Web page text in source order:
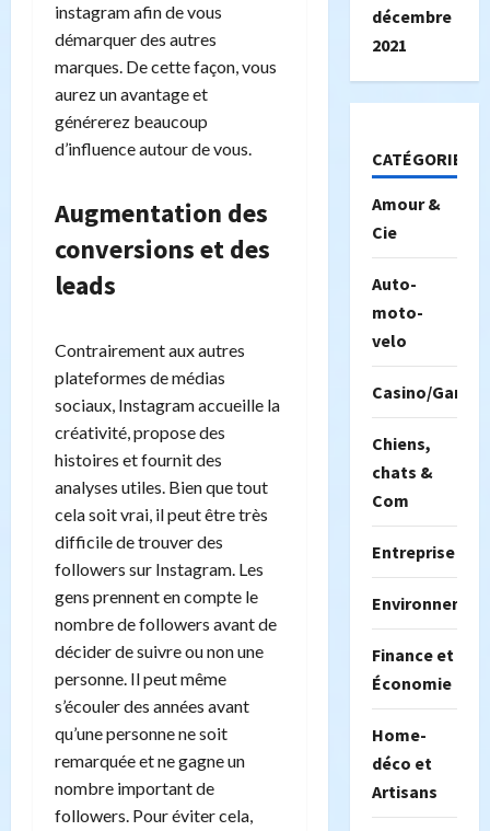
instagram afin de vous
démarquer des autres
marques. De cette façon, vous
aurez un avantage et
générerez beaucoup
d’influence autour de vous.
Augmentation des
conversions et des
leads
Contrairement aux autres
plateformes de médias
sociaux, Instagram accueille la
créativité, propose des
histoires et fournit des
analyses utiles. Bien que tout
cela soit vrai, il peut être très
difficile de trouver des
followers sur Instagram. Les
gens prennent en compte le
nombre de followers avant de
décider de suivre ou non une
personne. Il peut même
s’écouler des années avant
qu’une personne ne soit
remarquée et ne gagne un
nombre important de
followers. Pour éviter cela,
décembre
2021
CATÉGORIES
Amour &
Cie
Auto-
moto-
velo
Casino/
Chiens,
chats &
Com
Entreprise
Finance et
Économie
Home-
déco et
Artisans